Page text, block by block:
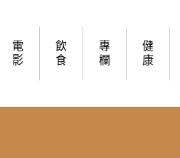
電
影
飲
食
專
欄
健
康